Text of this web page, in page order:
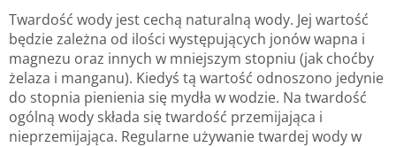
Twardość wody jest cechą naturalną wody. Jej wartość
będzie zależna od ilości występujących jonów wapna i
magnezu oraz innych w mniejszym stopniu (jak choćby
żelaza i manganu). Kiedyś tą wartość odnoszono jedynie
do stopnia pienienia się mydła w wodzie. Na twardość
ogólną wody składa się twardość przemijająca i
nieprzemijająca. Regularne używanie twardej wody w